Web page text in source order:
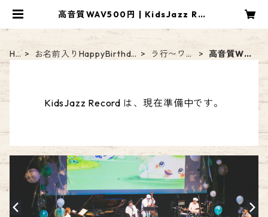
高音質WAV500円 | KidsJazz Rec
H
お名前入りHappyBirthda
ラ行〜ワ行
高音質WA
KidsJazz Record は、現在準備中です。